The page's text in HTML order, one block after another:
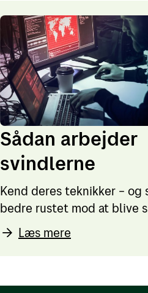
Sådan arbejder
svindlerne
Kend deres teknikker – og
bedre rustet mod at blive
Læs mere